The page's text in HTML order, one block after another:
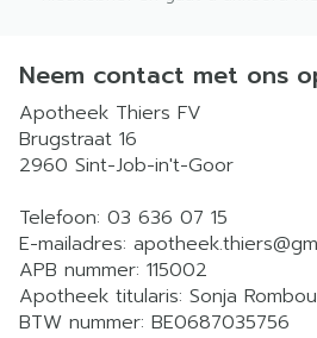
Neem contact met ons
Apotheek Thiers FV
Brugstraat 16
2960 Sint-Job-in't-Goor
Telefoon: 03 636 07 15
E-mailadres: apotheek.thiers@
APB nummer: 115002
Apotheek titularis: Sonja
BTW nummer: BE0687035756